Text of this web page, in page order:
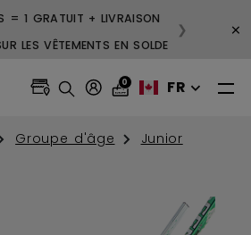
3 ACHETÉS = 1 GRATUIT +
GRATUITE SUR LES
❯ ×
0 FR
Groupe d'âge Junior